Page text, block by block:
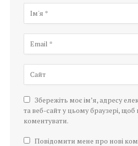
Збережіть моє ім’я, адресу
та веб-сайт у цьому браузері, щоб
коментувати.
Повідомити мене про нові